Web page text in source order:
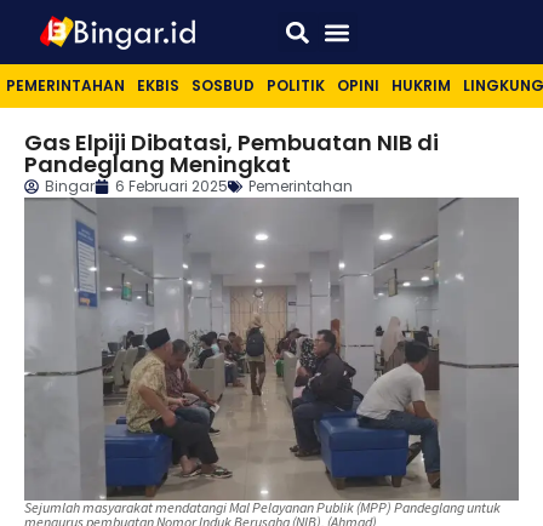
PEMERINTAHAN EKBIS SOSBUD POLITIK OPINI HUKRIM
Gas Elpiji Dibatasi, Pembuatan NIB di
Pandeglang Meningkat
Bingar 6 Februari 2025 Pemerintahan
Sejumlah masyarakat mendatangi Mal Pelayanan Publik (MPP) Pandeglang untuk
mengurus pembuatan Nomor Induk Berusaha (NIB). (Ahmad)